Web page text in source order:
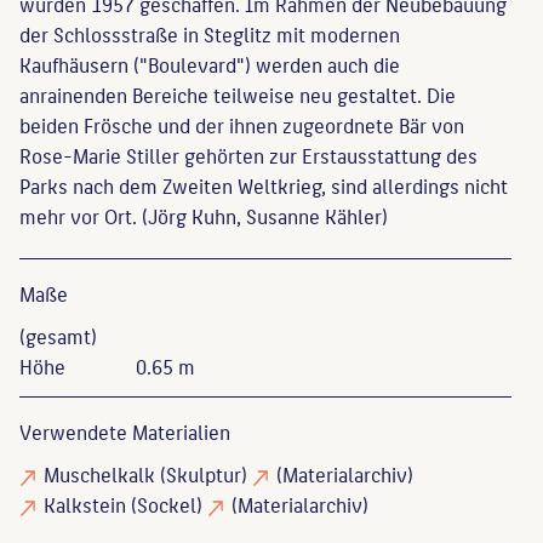
der Schlossstraße in Steglitz mit modernen
Kaufhäusern ("Boulevard") werden auch die
anrainenden Bereiche teilweise neu gestaltet. Die
beiden Frösche und der ihnen zugeordnete Bär von
Rose-Marie Stiller gehörten zur Erstausstattung des
Parks nach dem Zweiten Weltkrieg, sind allerdings nicht
mehr vor Ort. (Jörg Kuhn, Susanne Kähler)
Maße
(gesamt)
Höhe
0.65 m
Verwendete Materialien
Muschelkalk (Skulptur)
(Materialarchiv)
Kalkstein (Sockel) (Materialarchiv)